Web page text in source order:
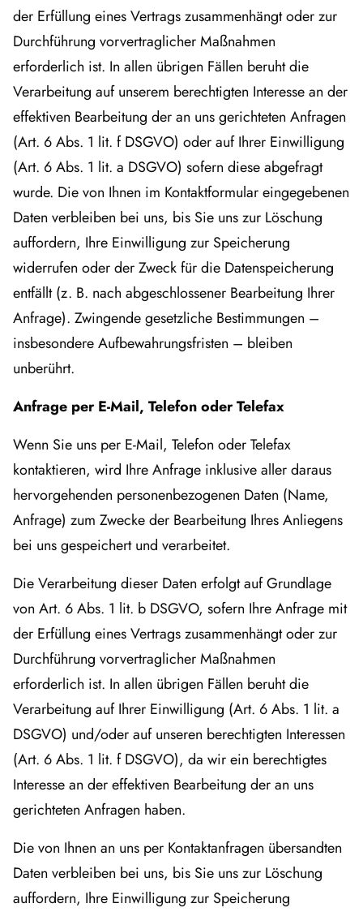
der Erfüllung eines Vertrags zusammenhängt oder zur
Durchführung vorvertraglicher Maßnahmen
erforderlich ist. In allen übrigen Fällen beruht die
Verarbeitung auf unserem berechtigten Interesse an der
effektiven Bearbeitung der an uns gerichteten Anfragen
(Art. 6 Abs. 1 lit. f DSGVO) oder auf Ihrer Einwilligung
(Art. 6 Abs. 1 lit. a DSGVO) sofern diese abgefragt
wurde. Die von Ihnen im Kontaktformular eingegebenen
Daten verbleiben bei uns, bis Sie uns zur Löschung
auffordern, Ihre Einwilligung zur Speicherung
widerrufen oder der Zweck für die Datenspeicherung
entfällt (z. B. nach abgeschlossener Bearbeitung Ihrer
Anfrage). Zwingende gesetzliche Bestimmungen –
insbesondere Aufbewahrungsfristen – bleiben
unberührt.
Anfrage per E-Mail, Telefon oder Telefax
Wenn Sie uns per E-Mail, Telefon oder Telefax
kontaktieren, wird Ihre Anfrage inklusive aller daraus
hervorgehenden personenbezogenen Daten (Name,
Anfrage) zum Zwecke der Bearbeitung Ihres Anliegens
bei uns gespeichert und verarbeitet.
Die Verarbeitung dieser Daten erfolgt auf Grundlage
von Art. 6 Abs. 1 lit. b DSGVO, sofern Ihre Anfrage mit
der Erfüllung eines Vertrags zusammenhängt oder zur
Durchführung vorvertraglicher Maßnahmen
erforderlich ist. In allen übrigen Fällen beruht die
Verarbeitung auf Ihrer Einwilligung (Art. 6 Abs. 1 lit. a
DSGVO) und/oder auf unseren berechtigten Interessen
(Art. 6 Abs. 1 lit. f DSGVO), da wir ein berechtigtes
Interesse an der effektiven Bearbeitung der an uns
gerichteten Anfragen haben.
Die von Ihnen an uns per Kontaktanfragen übersandten
Daten verbleiben bei uns, bis Sie uns zur Löschung
auffordern, Ihre Einwilligung zur Speicherung